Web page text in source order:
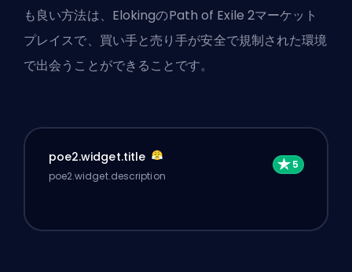
も良い方法は、 ElokingのPath of Exile 2マーケット
プレイスで、買い手と売り手が安全で規制された環境
で出会うことができることです。
poe2.widget.title
poe2.widget.description